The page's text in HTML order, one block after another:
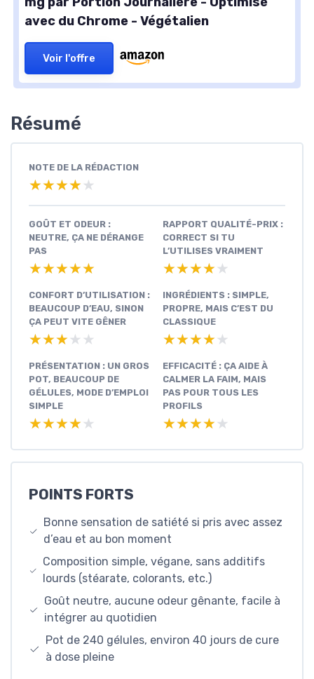
avec du Chrome - Végétalien
Voir l'offre
Résumé
NOTE DE LA RÉDACTION
★★★★★
★★★★★
GOÛT ET ODEUR :
NEUTRE, ÇA NE DÉRANGE
PAS
★★★★★
★★★★★
RAPPORT QUALITÉ-PRIX :
CORRECT SI TU
L’UTILISES VRAIMENT
★★★★★
★★★★★
CONFORT D’UTILISATION :
BEAUCOUP D’EAU, SINON
ÇA PEUT VITE GÊNER
★★★★★
★★★★★
INGRÉDIENTS : SIMPLE,
PROPRE, MAIS C’EST DU
CLASSIQUE
★★★★★
★★★★★
PRÉSENTATION : UN GROS
POT, BEAUCOUP DE
GÉLULES, MODE D’EMPLOI
SIMPLE
★★★★★
★★★★★
EFFICACITÉ : ÇA AIDE À
CALMER LA FAIM, MAIS
PAS POUR TOUS LES
PROFILS
★★★★★
★★★★★
POINTS FORTS
Bonne sensation de satiété si pris avec assez
d’eau et au bon moment
Composition simple, végane, sans additifs
lourds (stéarate, colorants, etc.)
Goût neutre, aucune odeur gênante, facile à
intégrer au quotidien
Pot de 240 gélules, environ 40 jours de cure
à dose pleine